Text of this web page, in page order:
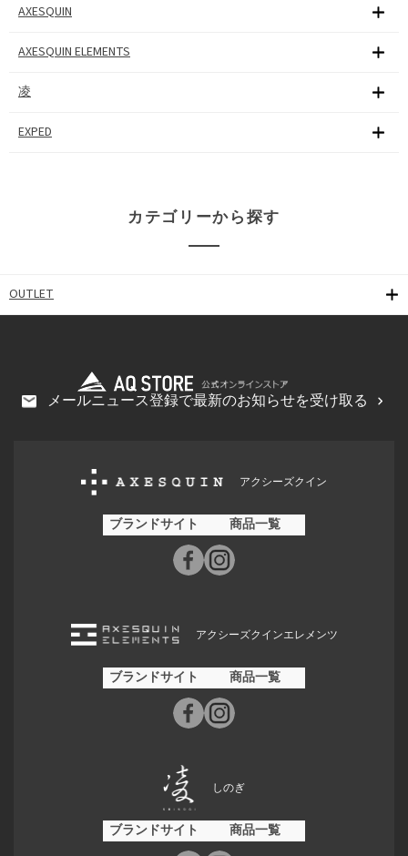
AXESQUIN
AXESQUIN ELEMENTS
凌
EXPED
カテゴリーから探す
OUTLET
メールニュース登録で最新のお知らせを受け取る
アクシーズクイン
ブランドサイト 商品一覧
アクシーズクインエレメンツ
ブランドサイト 商品一覧
しのぎ
ブランドサイト 商品一覧